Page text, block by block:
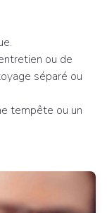
ou de
séparé ou
tempête ou un